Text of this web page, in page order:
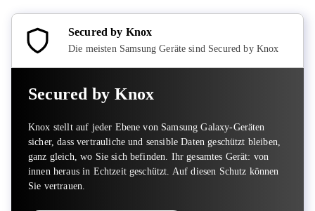
Secured by Knox
Die meisten Samsung Geräte sind Secured by Knox
Secured by Knox
Knox stellt auf jeder Ebene von Samsung Galaxy-Geräten
sicher, dass vertrauliche und sensible Daten geschützt bleiben,
ganz gleich, wo Sie sich befinden. Ihr gesamtes Gerät: von
innen heraus in Echtzeit geschützt. Auf diesen Schutz können
Sie vertrauen.